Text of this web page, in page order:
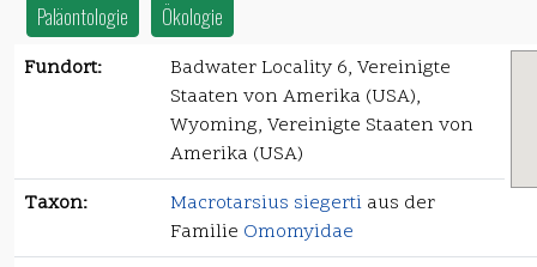
Paläontologie Ökologie
Fundort:
Badwater Locality 6, Vereinigte
Staaten von Amerika (USA),
Wyoming, Vereinigte Staaten von
Amerika (USA)
Taxon:
Macrotarsius siegerti aus der
Familie Omomyidae